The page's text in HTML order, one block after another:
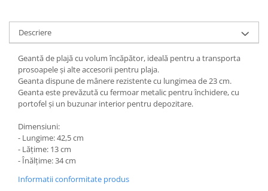
Descriere
Geantă de plajă cu volum încăpător, ideală pentru a transporta
prosoapele și alte accesorii pentru plaja.
Geanta dispune de mânere rezistente cu lungimea de 23 cm.
Geanta este prevăzută cu fermoar metalic pentru închidere, cu
portofel și un buzunar interior pentru depozitare.
Dimensiuni:
- Lungime: 42,5 cm
- Lățime: 13 cm
- Înălțime: 34 cm
Informatii conformitate produs